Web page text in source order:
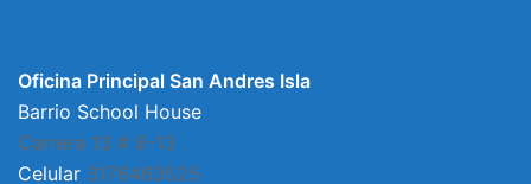
Oficina Principal San Andres Isla
Barrio School House
Carrera 13 # 8-13
Celular 3176463525